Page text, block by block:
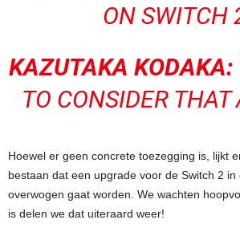
ON SWITCH
KAZUTAKA KODAKA:
TO CONSIDER THAT
Hoewel er geen concrete toezegging is, lijkt
bestaan ​​dat een upgrade voor de Switch 2 in
overwogen gaat worden. We wachten
is delen we dat uiteraard weer!